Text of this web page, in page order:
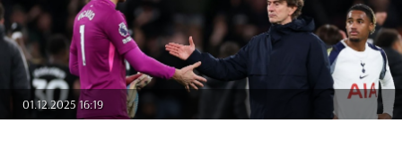
01.12.2025 16:19